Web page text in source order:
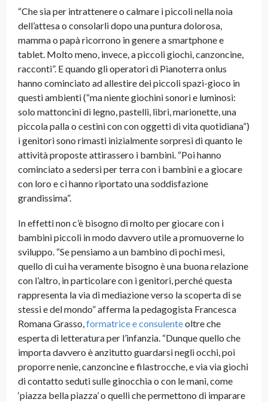
“Che sia per intrattenere o calmare i piccoli nella noia
dell’attesa o consolarli dopo una puntura dolorosa,
mamma o papà ricorrono in genere a smartphone e
tablet. Molto meno, invece, a piccoli giochi, canzoncine,
racconti”. E quando gli operatori di Pianoterra onlus
hanno cominciato ad allestire dei piccoli spazi-gioco in
questi ambienti (“ma niente giochini sonori e luminosi:
solo mattoncini di legno, pastelli, libri, marionette, una
piccola palla o cestini con con oggetti di vita quotidiana”)
i genitori sono rimasti inizialmente sorpresi di quanto le
attività proposte attirassero i bambini. “Poi hanno
cominciato a sedersi per terra con i bambini e a giocare
con loro e ci hanno riportato una soddisfazione
grandissima”.
In effetti non c’è bisogno di molto per giocare con i
bambini piccoli in modo davvero utile a promuoverne lo
sviluppo. “Se pensiamo a un bambino di pochi mesi,
quello di cui ha veramente bisogno è una buona relazione
con l’altro, in particolare con i genitori, perché questa
rappresenta la via di mediazione verso la scoperta di se
stessi e del mondo” afferma la pedagogista Francesca
Romana Grasso,formatrice e consulenteoltre che
esperta di letteratura per l’infanzia. “Dunque quello che
importa davvero è anzitutto guardarsi negli occhi, poi
proporre nenie, canzoncine e filastrocche, e via via giochi
di contatto seduti sulle ginocchia o con le mani, come
‘piazza bella piazza’ o quelli che permettono di imparare